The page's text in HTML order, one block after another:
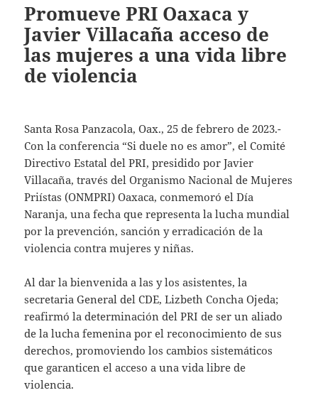
Promueve PRI Oaxaca y
Javier Villacaña acceso de
las mujeres a una vida libre
de violencia
Santa Rosa Panzacola, Oax., 25 de febrero de 2023.-
Con la conferencia “Si duele no es amor”, el Comité
Directivo Estatal del PRI, presidido por Javier
Villacaña, través del Organismo Nacional de Mujeres
Priístas (ONMPRI) Oaxaca, conmemoró el Día
Naranja, una fecha que representa la lucha mundial
por la prevención, sanción y erradicación de la
violencia contra mujeres y niñas.
Al dar la bienvenida a las y los asistentes, la
secretaria General del CDE, Lizbeth Concha Ojeda;
reafirmó la determinación del PRI de ser un aliado
de la lucha femenina por el reconocimiento de sus
derechos, promoviendo los cambios sistemáticos
que garanticen el acceso a una vida libre de
violencia.